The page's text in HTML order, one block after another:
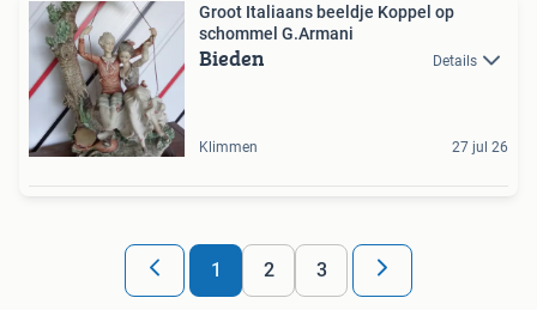
Groot Italiaans beeldje Koppel op
schommel G.Armani
Bieden Details
Klimmen 27 jul 26
1 2 3